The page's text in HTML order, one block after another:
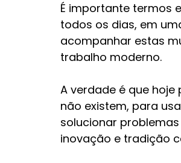
É importante termos
todos os dias, em
acompanhar estas
trabalho moderno.
A verdade é que
não existem, para
solucionar
inovação e tradição